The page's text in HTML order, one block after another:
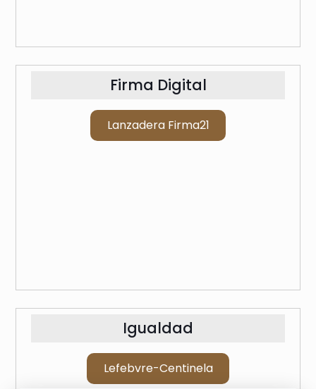
Firma Digital
Lanzadera Firma21
Igualdad
Lefebvre-Centinela